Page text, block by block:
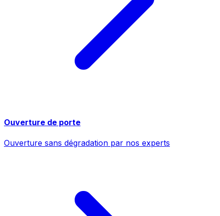
Ouverture de porte
Ouverture sans dégradation par nos experts